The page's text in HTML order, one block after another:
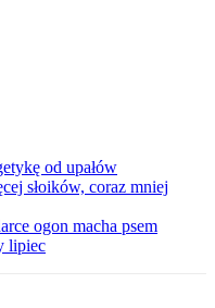
od upałów
słoików, coraz mniej
ogon macha psem
lipiec